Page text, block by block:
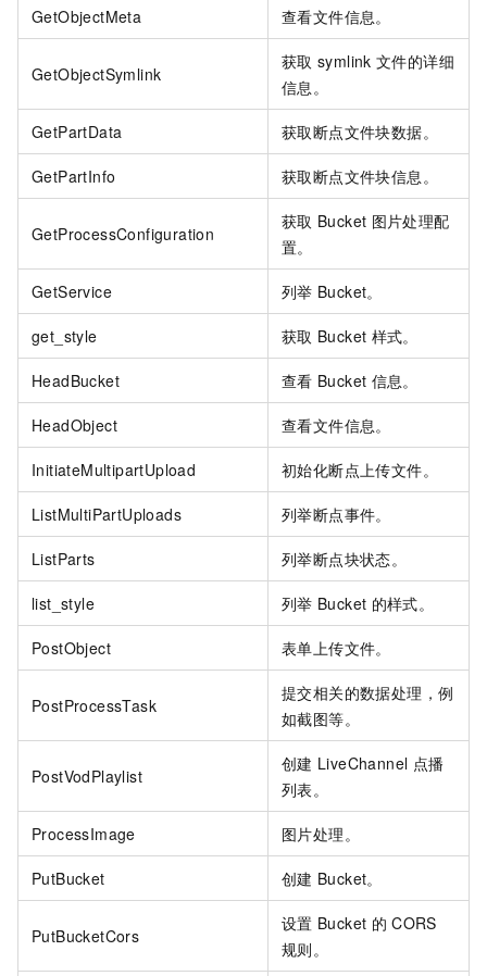
GetObjectMeta 查看文件信息。
GetObjectSymlink
获取 symlink 文件的详细
信息。
GetPartData 获取断点文件块数据。
GetPartInfo 获取断点文件块信息。
GetProcessConfiguration
获取 Bucket 图片处理配
置。
GetService 列举 Bucket。
get_style 获取 Bucket 样式。
HeadBucket 查看 Bucket 信息。
HeadObject 查看文件信息。
InitiateMultipartUpload 初始化断点上传文件。
ListMultiPartUploads 列举断点事件。
ListParts 列举断点块状态。
list_style 列举 Bucket 的样式。
PostObject 表单上传文件。
PostProcessTask
提交相关的数据处理，例
如截图等。
PostVodPlaylist
创建 LiveChannel 点播
列表。
ProcessImage 图片处理。
PutBucket 创建 Bucket。
PutBucketCors
设置 Bucket 的 CORS
规则。